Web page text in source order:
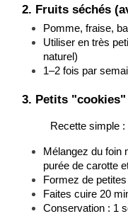
2. Fruits séchés
Pomme, fraise,
Utiliser en très
naturel)
1–2 fois par
3. Petits
Recette simple :
Mélangez du foin
purée de carotte
Formez de
Faites cuire 20
Conservation : 1